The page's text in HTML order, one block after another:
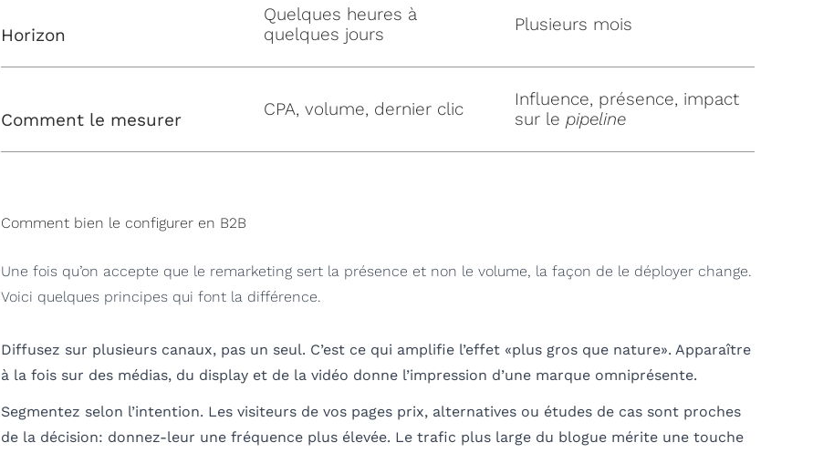
Horizon
Quelques heures à
quelques jours
Plusieurs mois
Comment le mesurer
CPA, volume, dernier clic
Influence, présence, impact
sur le pipeline
Comment bien le configurer en B2B
Une fois qu’on accepte que le remarketing sert la présence et non le volume, la façon de le déployer change.
Voici quelques principes qui font la différence.
Diffusez sur plusieurs canaux, pas un seul. C’est ce qui amplifie l’effet «plus gros que nature». Apparaître
à la fois sur des médias, du display et de la vidéo donne l’impression d’une marque omniprésente.
Segmentez selon l’intention. Les visiteurs de vos pages prix, alternatives ou études de cas sont proches
de la décision: donnez-leur une fréquence plus élevée. Le trafic plus large du blogue mérite une touche